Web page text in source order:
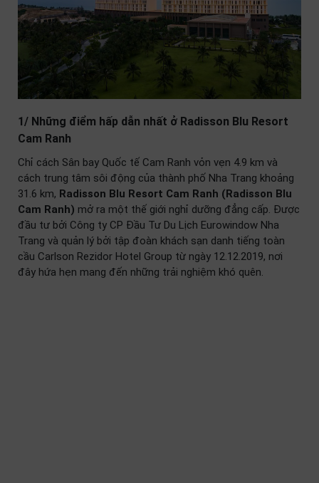
1/ Những điểm hấp dẫn nhất ở Radisson Blu Resort
Cam Ranh
Chỉ cách Sân bay Quốc tế Cam Ranh vỏn vẹn 4.9 km và
cách trung tâm sôi động của thành phố Nha Trang khoảng
31.6 km, Radisson Blu Resort Cam Ranh (Radisson Blu
Cam Ranh) mở ra một thế giới nghỉ dưỡng đẳng cấp. Được
đầu tư bởi Công ty CP Đầu Tư Du Lịch Eurowindow Nha
Trang và quản lý bởi tập đoàn khách sạn danh tiếng toàn
cầu Carlson Rezidor Hotel Group từ ngày 12.12.2019, nơi
đây hứa hẹn mang đến những trải nghiệm khó quên.